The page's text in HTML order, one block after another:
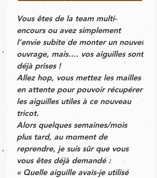
Vous êtes de la team multi-
encours ou avez simplement
l’envie subite de monter un nouvel
ouvrage, mais…. vos aiguilles sont
déjà prises !
Allez hop, vous mettez les mailles
en attente pour pouvoir récupérer
les aiguilles utiles à ce nouveau
tricot.
Alors quelques semaines/mois
plus tard, au moment de
reprendre, je suis sûr que vous
vous êtes déjà demandé :
« Quelle aiguille avais-je utilisé